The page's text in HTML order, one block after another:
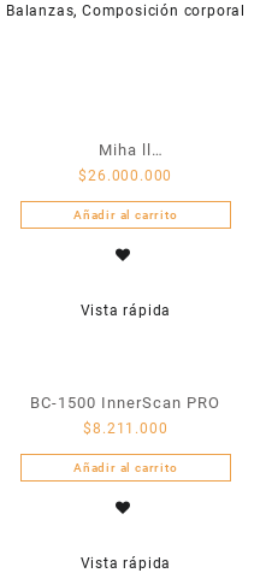
Balanzas, Composición corporal
Miha ll
electroestimulación
$26.000.000
Añadir al carrito
Vista rápida
BC-1500 InnerScan PRO
$8.211.000
Añadir al carrito
Vista rápida